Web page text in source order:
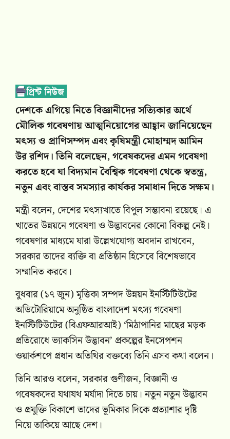
দেশকে এগিয়ে নিতে বিজ্ঞানীদের সত্যিকার অর্থে
মৌলিক গবেষণায় আত্মনিয়োগের আহ্বান জানিয়েছেন
মৎস্য ও প্রাণিসম্পদ এবং কৃষিমন্ত্রী মোহাম্মদ আমিন
উর রশিদ। তিনি বলেছেন, গবেষকদের এমন গবেষণা
করতে হবে যা বিদ্যমান বৈশ্বিক গবেষণা থেকে স্বতন্ত্র,
নতুন এবং বাস্তব সমস্যার কার্যকর সমাধান দিতে সক্ষম।
মন্ত্রী বলেন, দেশের মৎস্যখাতে বিপুল সম্ভাবনা রয়েছে। এ
খাতের উন্নয়নে গবেষণা ও উদ্ভাবনের কোনো বিকল্প নেই।
গবেষণার মাধ্যমে যারা উল্লেখযোগ্য অবদান রাখবেন,
সরকার তাদের ব্যক্তি বা প্রতিষ্ঠান হিসেবে বিশেষভাবে
সম্মানিত করবে।
বুধবার (১৭ জুন) মৃত্তিকা সম্পদ উন্নয়ন ইনস্টিটিউটের
অডিটোরিয়ামে অনুষ্ঠিত বাংলাদেশ মৎস্য গবেষণা
ইনস্টিটিউটের (বিএফআরআই) ‘মিঠাপানির মাছের মড়ক
প্রতিরোধে ভ্যাকসিন উদ্ভাবন’ প্রকল্পের ইনসেপশন
ওয়ার্কশপে প্রধান অতিথির বক্তব্যে তিনি এসব কথা বলেন।
তিনি আরও বলেন, সরকার গুণীজন, বিজ্ঞানী ও
গবেষকদের যথাযথ মর্যাদা দিতে চায়। নতুন নতুন উদ্ভাবন
ও প্রযুক্তি বিকাশে তাদের ভূমিকার দিকে প্রত্যাশার দৃষ্টি
নিয়ে তাকিয়ে আছে দেশ।